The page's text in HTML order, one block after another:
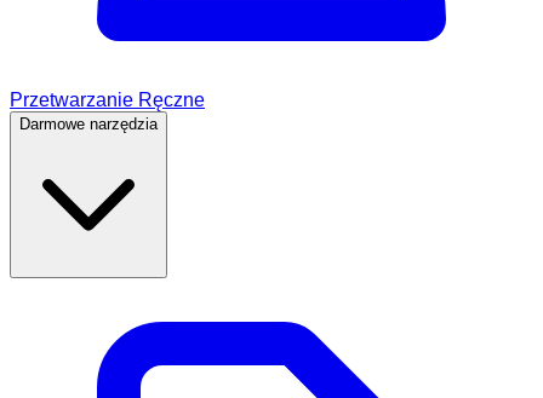
Przetwarzanie Ręczne
Darmowe narzędzia